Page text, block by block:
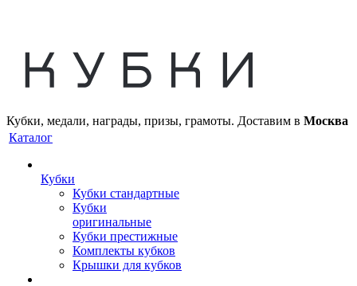
Кубки, медали, награды, призы, грамоты. Доставим в Москва
Каталог
Кубки
Кубки стандартные
Кубки
оригинальные
Кубки престижные
Комплекты кубков
Крышки для кубков